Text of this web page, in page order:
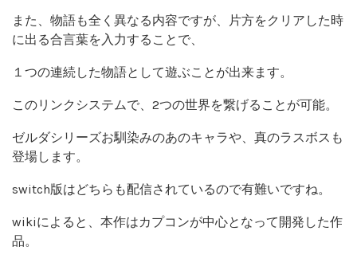
また、物語も全く異なる内容ですが、片方をクリアした時
に出る合言葉を入力することで、
１つの連続した物語として遊ぶことが出来ます。
このリンクシステムで、2つの世界を繋げることが可能。
ゼルダシリーズお馴染みのあのキャラや、真のラスボスも
登場します。
switch版はどちらも配信されているので有難いですね。
wikiによると、本作はカプコンが中心となって開発した作
品。